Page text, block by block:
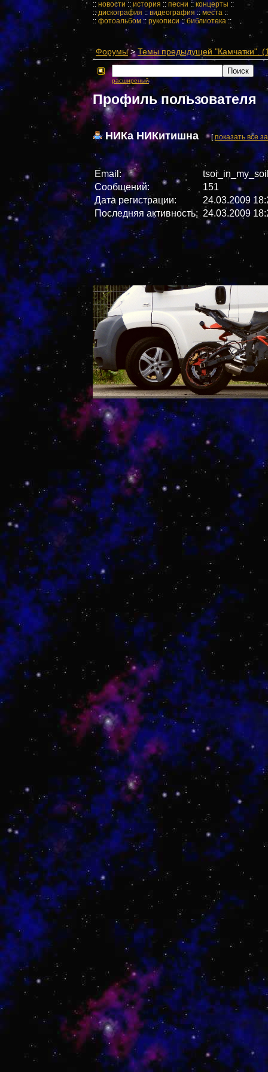
:: новости :: история :: песни :: концерты ::
::дискография :: видеография ::места ::
:: фотоальбом::рукописи::библиотека ::
Форумы>Темы предыдущей "Камчатки".
расширеный
Профиль пользователя
НИКа НИКитишна [показать все
Email:
Сообщений:
151
Дата регистрации:
24.03.2009
Последняя активность: 24.03.2009